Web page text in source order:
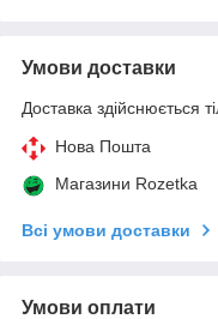
Умови доставки
Доставка здійснюється
Нова Пошта
Магазини Rozetka
Всі умови доставки
Умови оплати